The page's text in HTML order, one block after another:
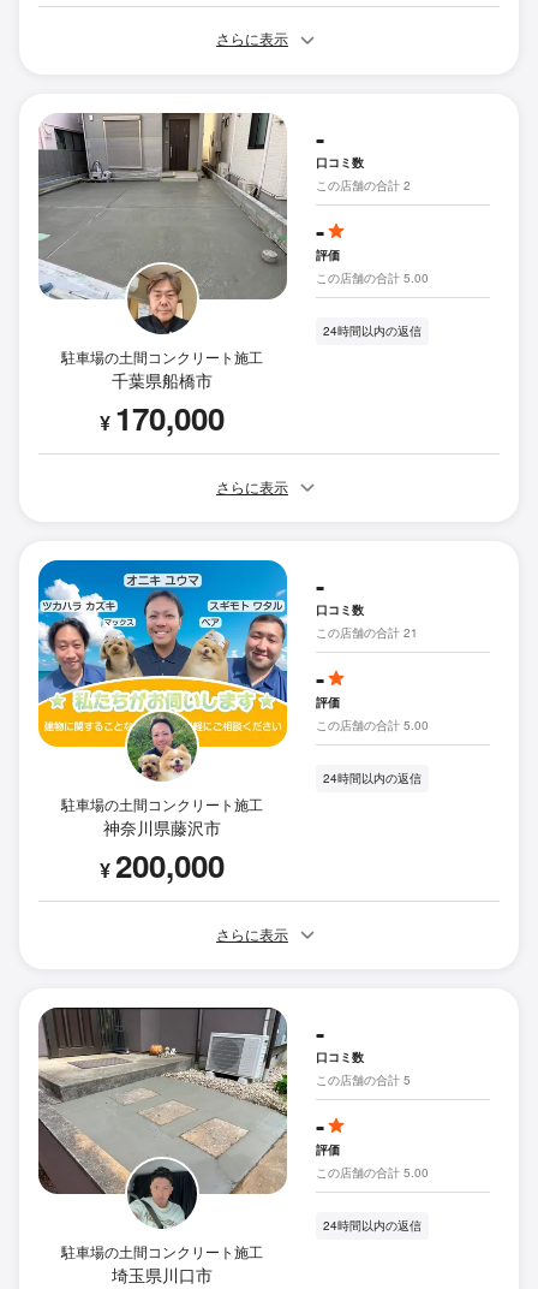
さらに表示
駐車場の土間コンクリート施工
千葉県船橋市
¥ 170,000
-
口コミ数
この店舗の合計 2
-
評価
この店舗の合計 5.00
24時間以内の返信
さらに表示
駐車場の土間コンクリート施工
神奈川県藤沢市
¥200,000
-
口コミ数
この店舗の合計 21
-
評価
この店舗の合計 5.00
24時間以内の返信
さらに表示
駐車場の土間コンクリート施工
埼玉県川口市
-
口コミ数
この店舗の合計 5
-
評価
この店舗の合計 5.00
24時間以内の返信